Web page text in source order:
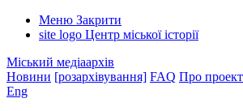
Меню Закрити
site logo Центр міської історії
Міський медіаархів
Новини [розархівування] FAQ Про проект
Eng